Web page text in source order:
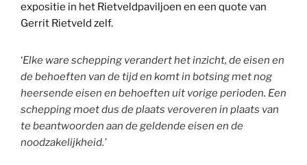
expositie in het Rietveldpaviljoen en een quote van
Gerrit Rietveld zelf.
‘Elke ware schepping verandert het inzicht, de eisen en
de behoeften van de tijd en komt in botsing met nog
heersende eisen en behoeften uit vorige perioden. Een
schepping moet dus de plaats veroveren in plaats van
te beantwoorden aan de geldende eisen en de
noodzakelijkheid.’